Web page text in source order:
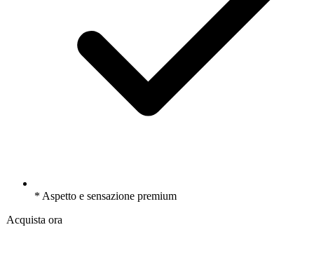
* Aspetto e sensazione premium
Acquista ora